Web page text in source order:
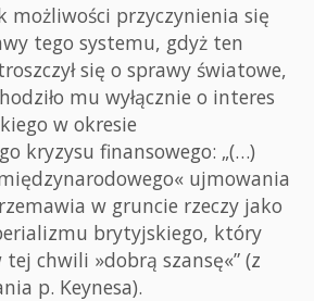
możliwości przyczynienia się
tego systemu, gdyż ten
się o sprawy światowe,
mu wyłącznie o interes
w okresie
kryzysu finansowego: „(…)
ujmowania
w gruncie rzeczy jako
brytyjskiego, który
chwili »dobrą szansę«” (z
p. Keynesa).